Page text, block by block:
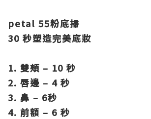
petal 55粉底掃
30 秒塑造完美底妝
1. 雙頰 – 10 秒
2. 唇邊 – 4 秒
3. 鼻 – 6秒
4. 前額 – 6 秒